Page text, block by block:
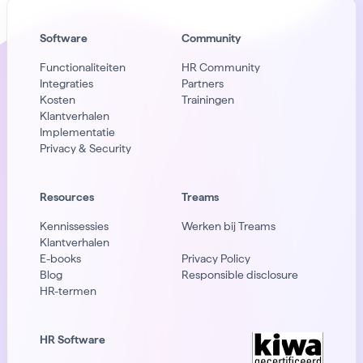
Software
Functionaliteiten
Integraties
Kosten
Klantverhalen
Implementatie
Privacy & Security
Community
HR Community
Partners
Trainingen
Resources
Kennissessies
Klantverhalen
E-books
Blog
HR-termen
Treams
Werken bij Treams
Privacy Policy
Responsible disclosure
HR Software